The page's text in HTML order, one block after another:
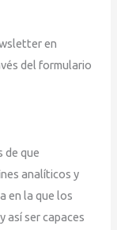
en
del formulario
de que
analíticos y
en la que los
así ser capaces